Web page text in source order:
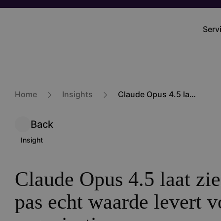
Skip
Home Insights Claude Opus 4.5 laat zien waar AI pas echt waarde levert voor organisaties
Back
Insight
Claude Opus 4.5 laat
pas echt waarde levert